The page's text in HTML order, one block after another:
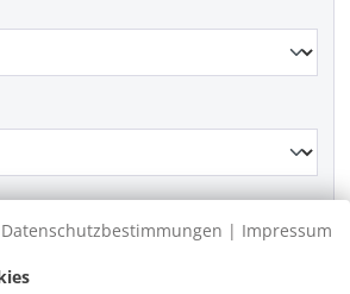
Datenschutzbestimmungen | Impressum